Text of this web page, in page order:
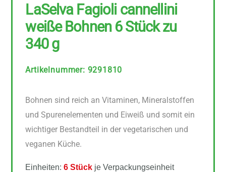
LaSelva Fagioli cannellini
weiße Bohnen 6 Stück zu
340 g
Artikelnummer: 9291810
Bohnen sind reich an Vitaminen, Mineralstoffen
und Spurenelementen und Eiweiß und somit ein
wichtiger Bestandteil in der vegetarischen und
veganen Küche.
Einheiten:6 Stück je Verpackungseinheit